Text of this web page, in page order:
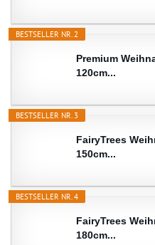
BESTSELLER NR. 2
Premium
120cm...
BESTSELLER NR. 3
FairyTrees
150cm...
BESTSELLER NR. 4
FairyTrees
180cm...